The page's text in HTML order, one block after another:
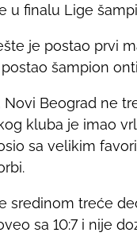
u finalu Lige
je postao prvi
šampion
Novi Beograd ne
kluba je imao
sa velikim
sredinom treće
sa 10:7 i nije